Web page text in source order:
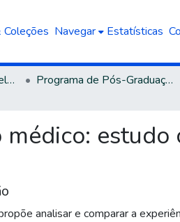
Coleções Navegar Estatísticas
Teses, Dissertações e Relatórios defendidos na UCS Programa de Pós-Graduação em Educação
analisar e comparar a